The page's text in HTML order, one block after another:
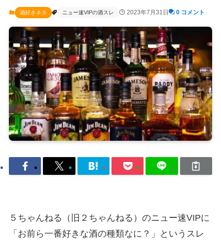
酒好きネタ ニュー速VIPの酒スレ 2023年7月31日 0 コメント
５ちゃんねる（旧２ちゃんねる）のニュー速VIPに
「お前ら一番好きな酒の種類なに？」というスレ